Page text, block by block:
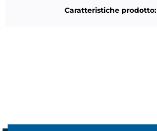
Caratteristiche prodotto: